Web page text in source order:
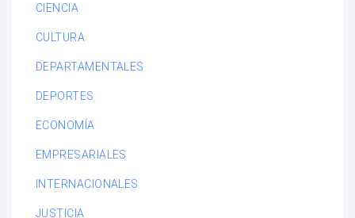
CIENCIA
CULTURA
DEPARTAMENTALES
DEPORTES
ECONOMÍA
EMPRESARIALES
INTERNACIONALES
JUSTICIA